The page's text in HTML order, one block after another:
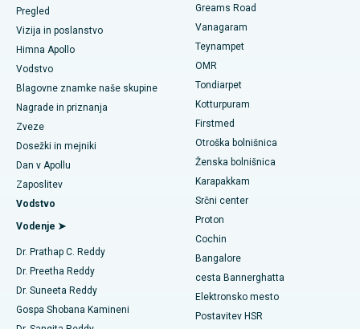
Poiščite zobozdravnika
Poiščite pediatrično
Poiščite dermatologa
Poiščite urologa
Poiščite diabetologa
Poiščite ginekologa
Najboljši srčni center v Thousand Lights, Chennai
Najboljša bolnišnica v Jubilee Hillsu v Hyderabadu
Najboljša bolnišnica v Tondiarpetu v Chennaiju
Najboljša bolnišnica v Kotturpuramu v Chennaiju
Najboljša bolnišnica na cesti Kovai, Karur
Najboljša bolnišnica v Karapakkamu v Chennaiju
Najboljša bolnišnica v Arilovi, Vizag
Najboljša bolnišnica na cesti Kanpur v Lucknowu
Najboljša bolnišnica v sektorju 26 v Noidi
Najboljša bolnišnica v Gandhinagarju v Ahmedabadu
Gastrektomija rokavice
Lasik kirurgija
Liposukcija
Koronarni angiogram
Zamenjava aortalnega ventila transkatetra
Popravilo ventila MitraClip
Minimalno invazivna srčna kirurgija
Ablacija katetra
Rekonstrukcijska kirurgija ACL
Pregled
Vizija in poslanstvo
Himna Apollo
Vodstvo
Blagovne znamke naše skupine
Nagrade in priznanja
Zveze
Dosežki in mejniki
Dan v Apollu
Zaposlitev
Vodstvo
Vodenje ➤
Dr. Prathap C. Reddy
Dr. Preetha Reddy
Dr. Suneeta Reddy
Gospa Shobana Kamineni
Greams Road
Vanagaram
Teynampet
OMR
Tondiarpet
Kotturpuram
Firstmed
Otroška bolnišnica
Ženska bolnišnica
Karapakkam
Srčni center
Proton
Cochin
Bangalore
cesta Bannerghatta
Elektronsko mesto
Postavitev HSR